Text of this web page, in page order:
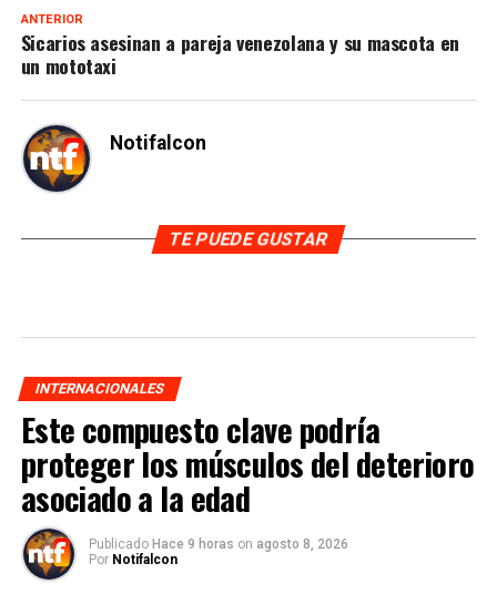
ANTERIOR
Sicarios asesinan a pareja venezolana y su mascota en
un mototaxi
Notifalcon
TE PUEDE GUSTAR
INTERNACIONALES
Este compuesto clave podría
proteger los músculos del deterioro
asociado a la edad
Publicado Hace 9 horas on agosto 8, 2026
Por Notifalcon